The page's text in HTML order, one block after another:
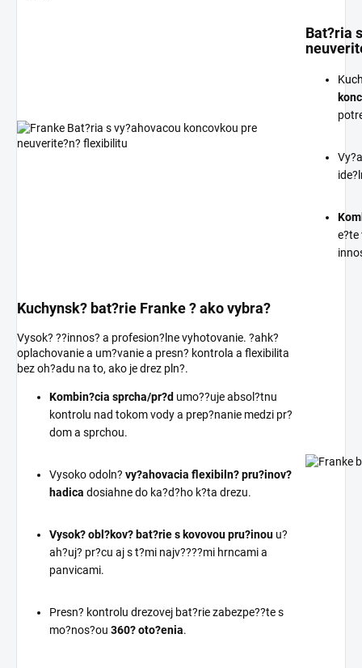
Bat?ria
e?te
Kuchynsk? bat?rie Franke ? ako vybra?
Vysok? ??innos? a profesion?lne vyhotovanie. ?ahk?
oplachovanie a um?vanie a presn? kontrola a flexibilita
bez oh?adu na to, ako je drez pln?.
Kombin?cia sprcha/pr?d umo??uje absol?tnu
kontrolu nad tokom vody a prep?nanie medzi pr?
dom a sprchou.
Vysoko odoln? vy?ahovacia flexibiln? pru?inov?
hadica dosiahne do ka?d?ho k?ta drezu.
Vysok? obl?kov? bat?rie s kovovou pru?inou u?
ah?uj? pr?cu aj s t?mi najv????mi hrncami a
panvicami.
Presn? kontrolu drezovej bat?rie zabezpe??te s
mo?nos?ou 360? oto?enia.